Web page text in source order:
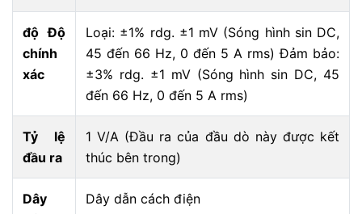
độ Độ
chính
xác
Loại: ±1% rdg. ±1 mV (Sóng hình sin DC,
45 đến 66 Hz, 0 đến 5 A rms) Đảm bảo:
±3% rdg. ±1 mV (Sóng hình sin DC, 45
đến 66 Hz, 0 đến 5 A rms)
Tỷ lệ
đầu ra
1 V/A (Đầu ra của đầu dò này được kết
thúc bên trong)
Dây
Dây dẫn cách điện